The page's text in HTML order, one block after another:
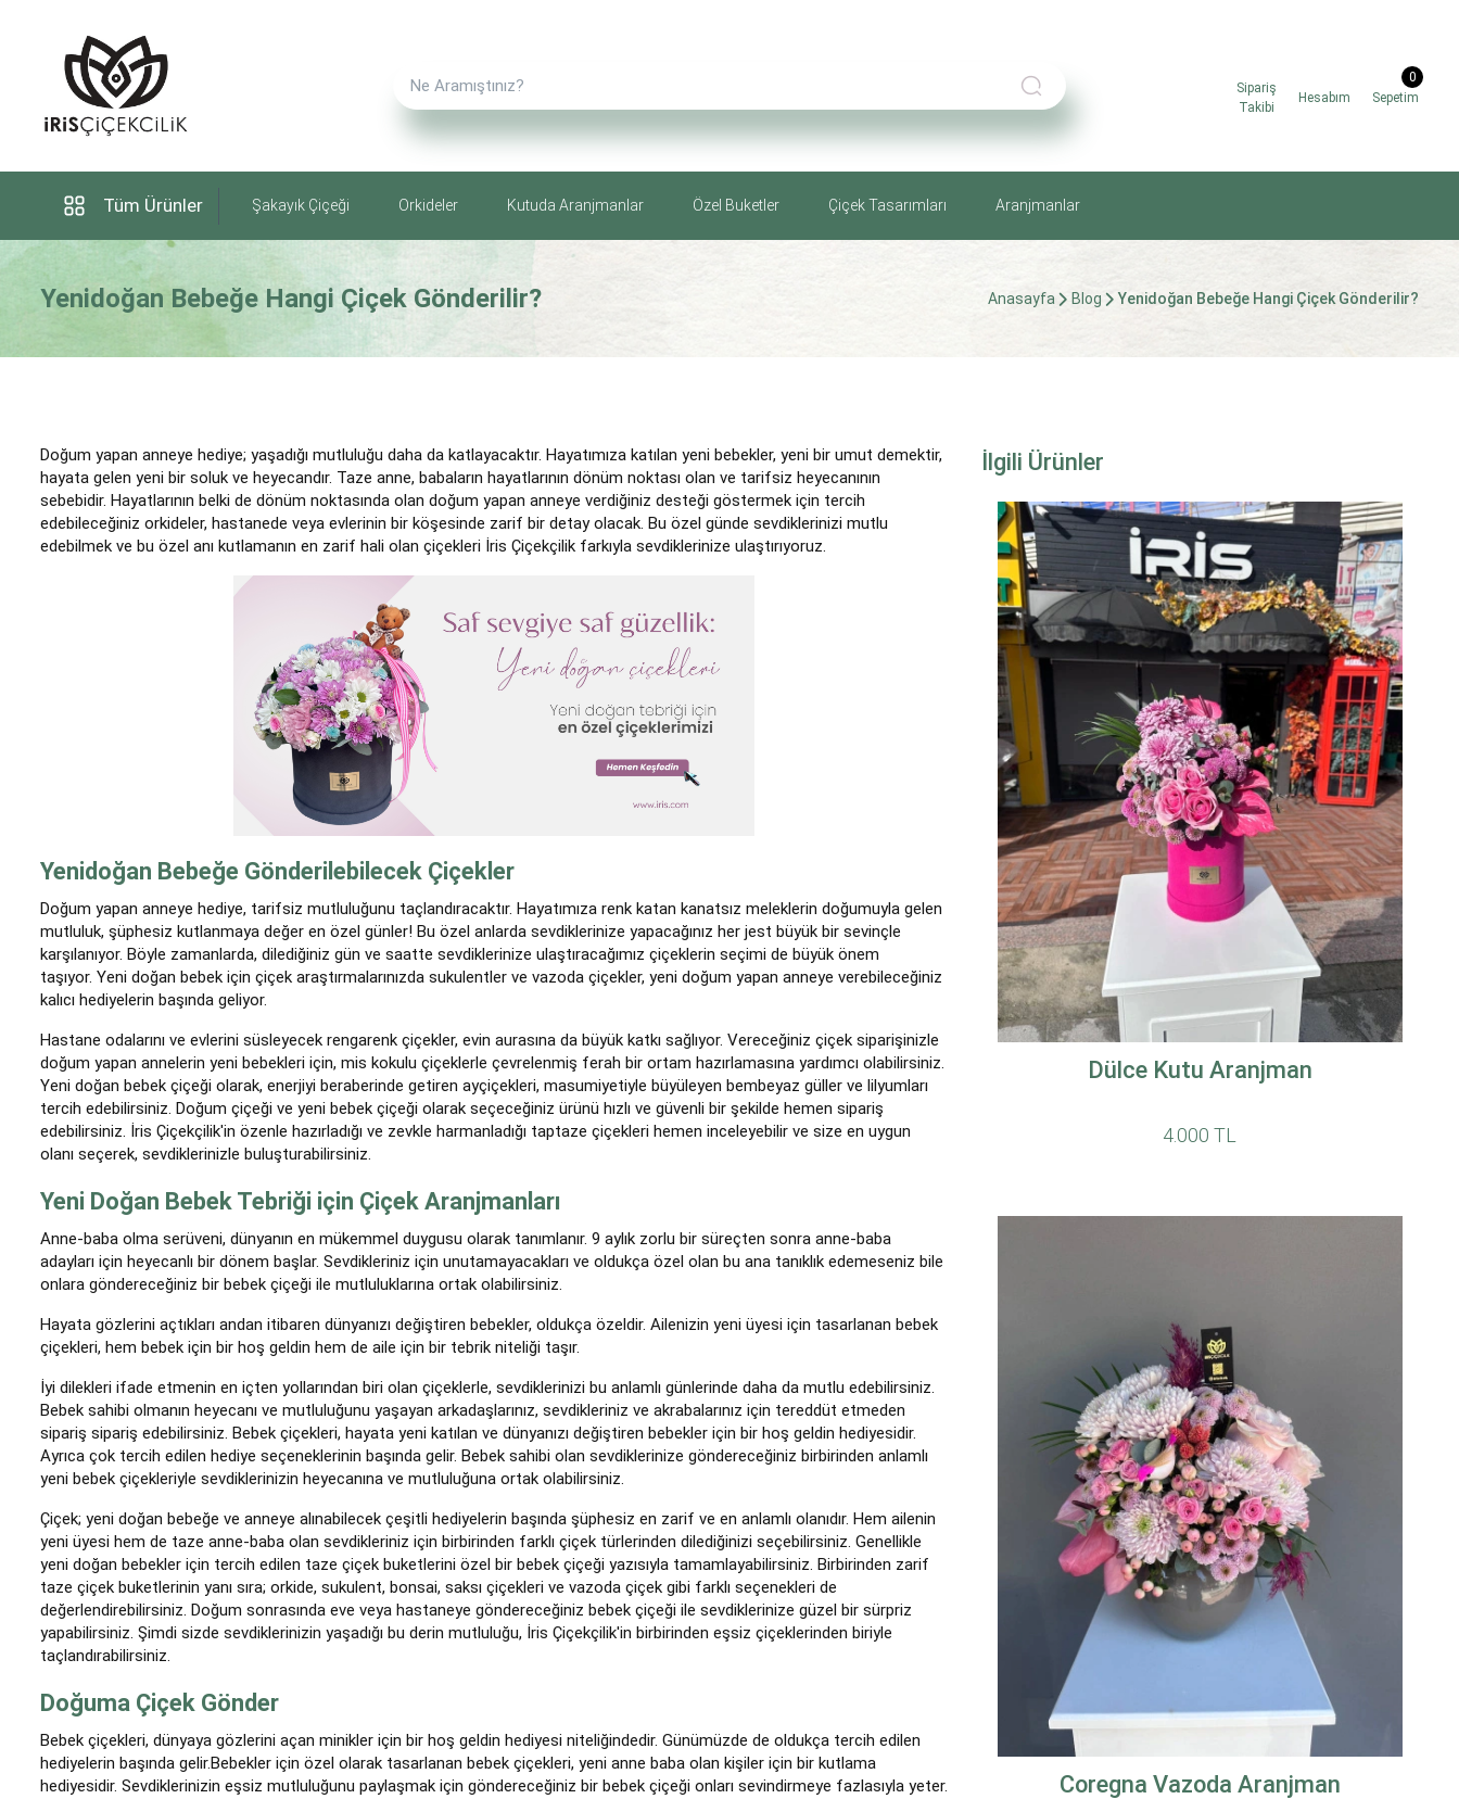
Sipariş
Takibi
Hesabım Sepetim
0
Tüm Ürünler Şakayık Çiçeği Orkideler Kutuda Aranjmanlar Özel Buketler Çiçek Tasarımları Aranjmanlar
Yenidoğan Bebeğe Hangi Çiçek Gönderilir? Anasayfa Blog Yenidoğan Bebeğe Hangi Çiçek Gönderilir?
Doğum yapan anneye hediye; yaşadığı mutluluğu daha da katlayacaktır. Hayatımıza katılan yeni bebekler, yeni bir umut demektir,
hayata gelen yeni bir soluk ve heyecandır. Taze anne, babaların hayatlarının dönüm noktası olan ve tarifsiz heyecanının
sebebidir. Hayatlarının belki de dönüm noktasında olan doğum yapan anneye verdiğiniz desteği göstermek için tercih
edebileceğiniz orkideler, hastanede veya evlerinin bir köşesinde zarif bir detay olacak. Bu özel günde sevdiklerinizi mutlu
edebilmek ve bu özel anı kutlamanın en zarif hali olan çiçekleri İris Çiçekçilik farkıyla sevdiklerinize ulaştırıyoruz.
Yenidoğan Bebeğe Gönderilebilecek Çiçekler
Doğum yapan anneye hediye, tarifsiz mutluluğunu taçlandıracaktır. Hayatımıza renk katan kanatsız meleklerin doğumuyla gelen
mutluluk, şüphesiz kutlanmaya değer en özel günler! Bu özel anlarda sevdiklerinize yapacağınız her jest büyük bir sevinçle
karşılanıyor. Böyle zamanlarda, dilediğiniz gün ve saatte sevdiklerinize ulaştıracağımız çiçeklerin seçimi de büyük önem
taşıyor. Yeni doğan bebek için çiçek araştırmalarınızda sukulentler ve vazoda çiçekler, yeni doğum yapan anneye verebileceğiniz
kalıcı hediyelerin başında geliyor.
Hastane odalarını ve evlerini süsleyecek rengarenk çiçekler, evin aurasına da büyük katkı sağlıyor. Vereceğiniz çiçek siparişinizle
doğum yapan annelerin yeni bebekleri için, mis kokulu çiçeklerle çevrelenmiş ferah bir ortam hazırlamasına yardımcı olabilirsiniz.
Yeni doğan bebek çiçeği olarak, enerjiyi beraberinde getiren ayçiçekleri, masumiyetiyle büyüleyen bembeyaz güller ve lilyumları
tercih edebilirsiniz. Doğum çiçeği ve yeni bebek çiçeği olarak seçeceğiniz ürünü hızlı ve güvenli bir şekilde hemen sipariş
edebilirsiniz. İris Çiçekçilik'in özenle hazırladığı ve zevkle harmanladığı taptaze çiçekleri hemen inceleyebilir ve size en uygun
olanı seçerek, sevdiklerinizle buluşturabilirsiniz.
Yeni Doğan Bebek Tebriği için Çiçek Aranjmanları
Anne-baba olma serüveni, dünyanın en mükemmel duygusu olarak tanımlanır. 9 aylık zorlu bir süreçten sonra anne-baba
adayları için heyecanlı bir dönem başlar. Sevdikleriniz için unutamayacakları ve oldukça özel olan bu ana tanıklık edemeseniz bile
onlara göndereceğiniz bir bebek çiçeği ile mutluluklarına ortak olabilirsiniz.
Hayata gözlerini açtıkları andan itibaren dünyanızı değiştiren bebekler, oldukça özeldir. Ailenizin yeni üyesi için tasarlanan bebek
çiçekleri, hem bebek için bir hoş geldin hem de aile için bir tebrik niteliği taşır.
İyi dilekleri ifade etmenin en içten yollarından biri olan çiçeklerle, sevdiklerinizi bu anlamlı günlerinde daha da mutlu edebilirsiniz.
Bebek sahibi olmanın heyecanı ve mutluluğunu yaşayan arkadaşlarınız, sevdikleriniz ve akrabalarınız için tereddüt etmeden
sipariş sipariş edebilirsiniz. Bebek çiçekleri, hayata yeni katılan ve dünyanızı değiştiren bebekler için bir hoş geldin hediyesidir.
Ayrıca çok tercih edilen hediye seçeneklerinin başında gelir. Bebek sahibi olan sevdiklerinize göndereceğiniz birbirinden anlamlı
yeni bebek çiçekleriyle sevdiklerinizin heyecanına ve mutluluğuna ortak olabilirsiniz.
Çiçek; yeni doğan bebeğe ve anneye alınabilecek çeşitli hediyelerin başında şüphesiz en zarif ve en anlamlı olanıdır. Hem ailenin
yeni üyesi hem de taze anne-baba olan sevdikleriniz için birbirinden farklı çiçek türlerinden dilediğinizi seçebilirsiniz. Genellikle
yeni doğan bebekler için tercih edilen taze çiçek buketlerini özel bir bebek çiçeği yazısıyla tamamlayabilirsiniz. Birbirinden zarif
taze çiçek buketlerinin yanı sıra; orkide, sukulent, bonsai, saksı çiçekleri ve vazoda çiçek gibi farklı seçenekleri de
değerlendirebilirsiniz. Doğum sonrasında eve veya hastaneye göndereceğiniz bebek çiçeği ile sevdiklerinize güzel bir sürpriz
yapabilirsiniz. Şimdi sizde sevdiklerinizin yaşadığı bu derin mutluluğu, İris Çiçekçilik'in birbirinden eşsiz çiçeklerinden biriyle
taçlandırabilirsiniz.
Doğuma Çiçek Gönder
Bebek çiçekleri, dünyaya gözlerini açan minikler için bir hoş geldin hediyesi niteliğindedir. Günümüzde de oldukça tercih edilen
hediyelerin başında gelir.Bebekler için özel olarak tasarlanan bebek çiçekleri, yeni anne baba olan kişiler için bir kutlama
hediyesidir. Sevdiklerinizin eşsiz mutluluğunu paylaşmak için göndereceğiniz bir bebek çiçeği onları sevindirmeye fazlasıyla yeter.
İlgili Ürünler
Dülce Kutu Aranjman
4.000 TL
Coregna Vazoda Aranjman